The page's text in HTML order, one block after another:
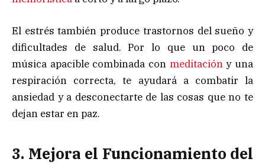
El estrés también produce trastornos del sueño y
dificultades de salud. Por lo que un poco de
música apacible combinada con meditacióny una
respiración correcta, te ayudará a combatir la
ansiedad y a desconectarte de las cosas que no te
dejan estar en paz.
3. Mejora el Funcionamiento del